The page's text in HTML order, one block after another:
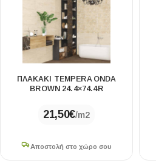
ΠΛΑΚΑΚΙ TEMPERA ONDA
BROWN 24.4×74.4R
21,50€/m2
Αποστολή στο χώρο σου